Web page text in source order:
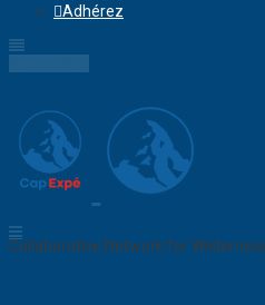
Adhérez
Collaborative Network for